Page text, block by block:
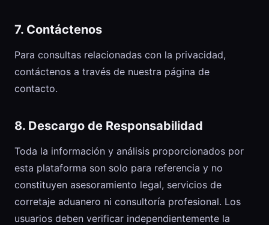
7. Contáctenos
Para consultas relacionadas con la privacidad,
contáctenos a través de nuestra página de
contacto.
8. Descargo de Responsabilidad
Toda la información y análisis proporcionados por
esta plataforma son solo para referencia y no
constituyen asesoramiento legal, servicios de
corretaje aduanero ni consultoría profesional. Los
usuarios deben verificar independientemente la